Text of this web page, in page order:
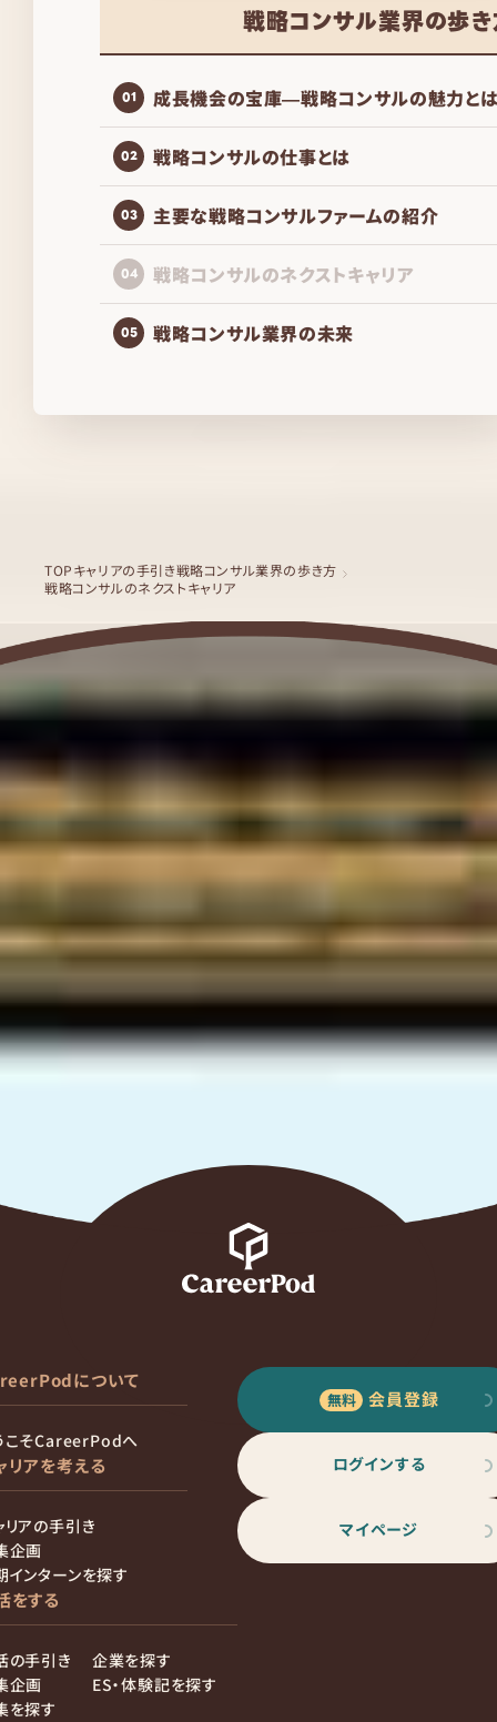
戦略コンサル業界の歩
01 成長機会の宝庫―戦略コンサルの魅力と
02 戦略コンサルの仕事とは
03 主要な戦略コンサルファームの紹介
04 戦略コンサルのネクストキャリア
05 戦略コンサル業界の未来
TOPキャリアの手引き戦略コンサル業界の歩き方
戦略コンサルのネクストキャリア
について
こそCareerPodへ
リアを考える
リアの手引き
企画
インターンを探す
をする
の手引き
企画
を探す
企業を探す
ES・体験記を探す
会員登録
ログインする
マイページ